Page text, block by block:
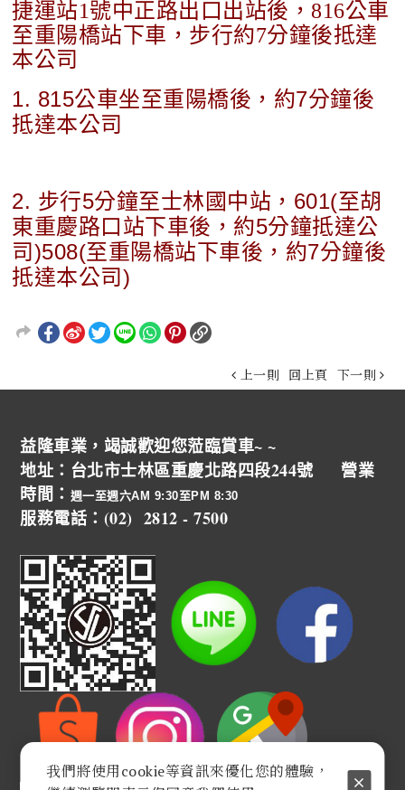
捷運站1號中正路出口出站後，816公車
至重陽橋站下車，步行約7分鐘後抵達
本公司
1. 815公車坐至重陽橋後，約7分鐘後
抵達本公司
2. 步行5分鐘至士林國中站，601(至胡
東重慶路口站下車後，約5分鐘抵達公
司)508(至重陽橋站下車後，約7分鐘後
抵達本公司)
上一則 回上頁 下一則
益隆車業，竭誠歡迎您蒞臨賞車~ ~
地址：台北市士林區重慶北路四段244號 營業
時間： 週一至週六AM 9:30至PM 8:30
服務電話：(02) 2812 - 7500
我們將使用cookie等資訊來優化您的體驗，